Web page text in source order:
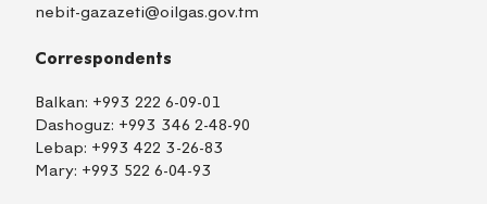
nebit-gazazeti@oilgas.gov.tm
Correspondents
Balkan: +993 222 6-09-01
Dashoguz: +993 346 2-48-90
Lebap: +993 422 3-26-83
Mary: +993 522 6-04-93